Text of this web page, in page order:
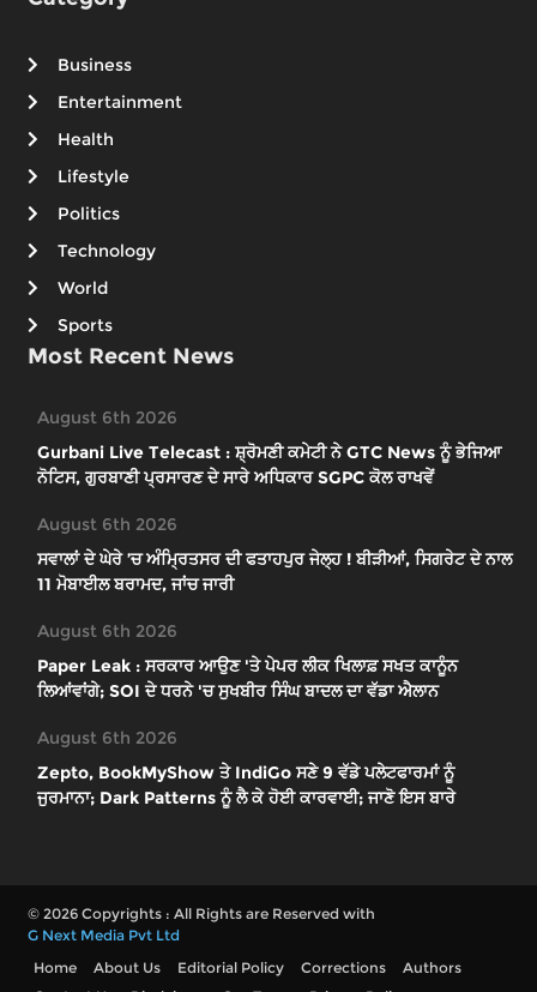
Business
Entertainment
Health
Lifestyle
Politics
Technology
World
Sports
Most Recent News
August 6th 2026
Gurbani Live Telecast : ਸ਼੍ਰੋਮਣੀ ਕਮੇਟੀ ਨੇ GTC News ਨੂੰ ਭੇਜਿਆ
ਨੋਟਿਸ, ਗੁਰਬਾਣੀ ਪ੍ਰਸਾਰਣ ਦੇ ਸਾਰੇ ਅਧਿਕਾਰ SGPC ਕੋਲ ਰਾਖਵੇਂ
August 6th 2026
ਸਵਾਲਾਂ ਦੇ ਘੇਰੇ ’ਚ ਅੰਮ੍ਰਿਤਸਰ ਦੀ ਫਤਾਹਪੁਰ ਜੇਲ੍ਹ ! ਬੀੜੀਆਂ, ਸਿਗਰੇਟ ਦੇ ਨਾਲ
11 ਮੋਬਾਈਲ ਬਰਾਮਦ, ਜਾਂਚ ਜਾਰੀ
August 6th 2026
Paper Leak : ਸਰਕਾਰ ਆਉਣ 'ਤੇ ਪੇਪਰ ਲੀਕ ਖਿਲਾਫ਼ ਸਖਤ ਕਾਨੂੰਨ
ਲਿਆਂਵਾਂਗੇ; SOI ਦੇ ਧਰਨੇ 'ਚ ਸੁਖਬੀਰ ਸਿੰਘ ਬਾਦਲ ਦਾ ਵੱਡਾ ਐਲਾਨ
August 6th 2026
Zepto, BookMyShow ਤੇ IndiGo ਸਣੇ 9 ਵੱਡੇ ਪਲੇਟਫਾਰਮਾਂ ਨੂੰ
ਜੁਰਮਾਨਾ; Dark Patterns ਨੂੰ ਲੈ ਕੇ ਹੋਈ ਕਾਰਵਾਈ; ਜਾਣੋ ਇਸ ਬਾਰੇ
© 2026 Copyrights : All Rights are Reserved with
G Next Media Pvt Ltd
Home
About Us Editorial Policy Corrections
Authors